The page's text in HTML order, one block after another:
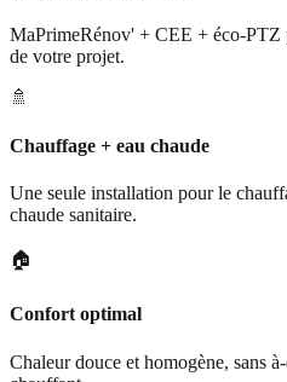
MaPrimeRénov' + CEE + éco-PTZ
de votre projet.
🚿
Chauffage + eau chaude
Une seule installation pour le
chaude sanitaire.
🏠
Confort optimal
Chaleur douce et homogène, sans